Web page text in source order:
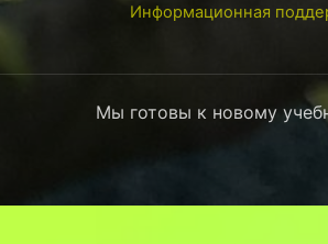
Информационная
Мы готовы к новому